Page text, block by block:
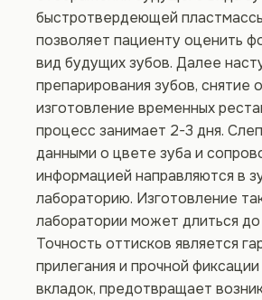
быстротвердеющей
позволяет пациенту оценить
вид будущих зубов. Далее
препарирования зубов, снятие
изготовление временных
процесс занимает 2-3 дня.
данными о цвете зуба и
информацией направляются в
лабораторию. Изготовление
лаборатории может длиться до
Точность оттисков является
прилегания и прочной
вкладок, предотвращает